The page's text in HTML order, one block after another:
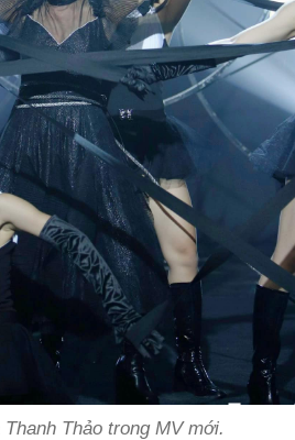
Thảo trong MV mới.